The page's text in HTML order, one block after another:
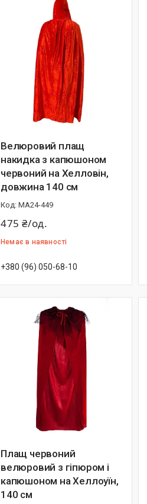
Велюровий плащ
накидка з капюшоном
червоний на Хелловін,
довжина 140 см
MA24-449
475 ₴/од.
Немає в наявності
+380 (96) 050-68-10
Плащ червоний
велюровий з гіпюром і
капюшоном на Хеллоуїн,
140 см